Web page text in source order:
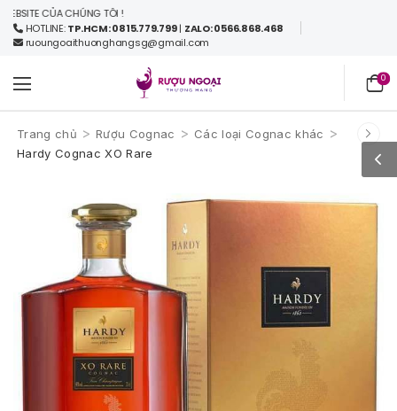
CỦA CHÚNG TÔI !
HOTLINE:TP.HCM: 0815.779.799| ZALO: 0566.868.468
ruoungoaithuonghangsg@gmail.com
0
Trang chủ > Rượu Cognac > Các loại Cognac khác >
Hardy Cognac XO Rare